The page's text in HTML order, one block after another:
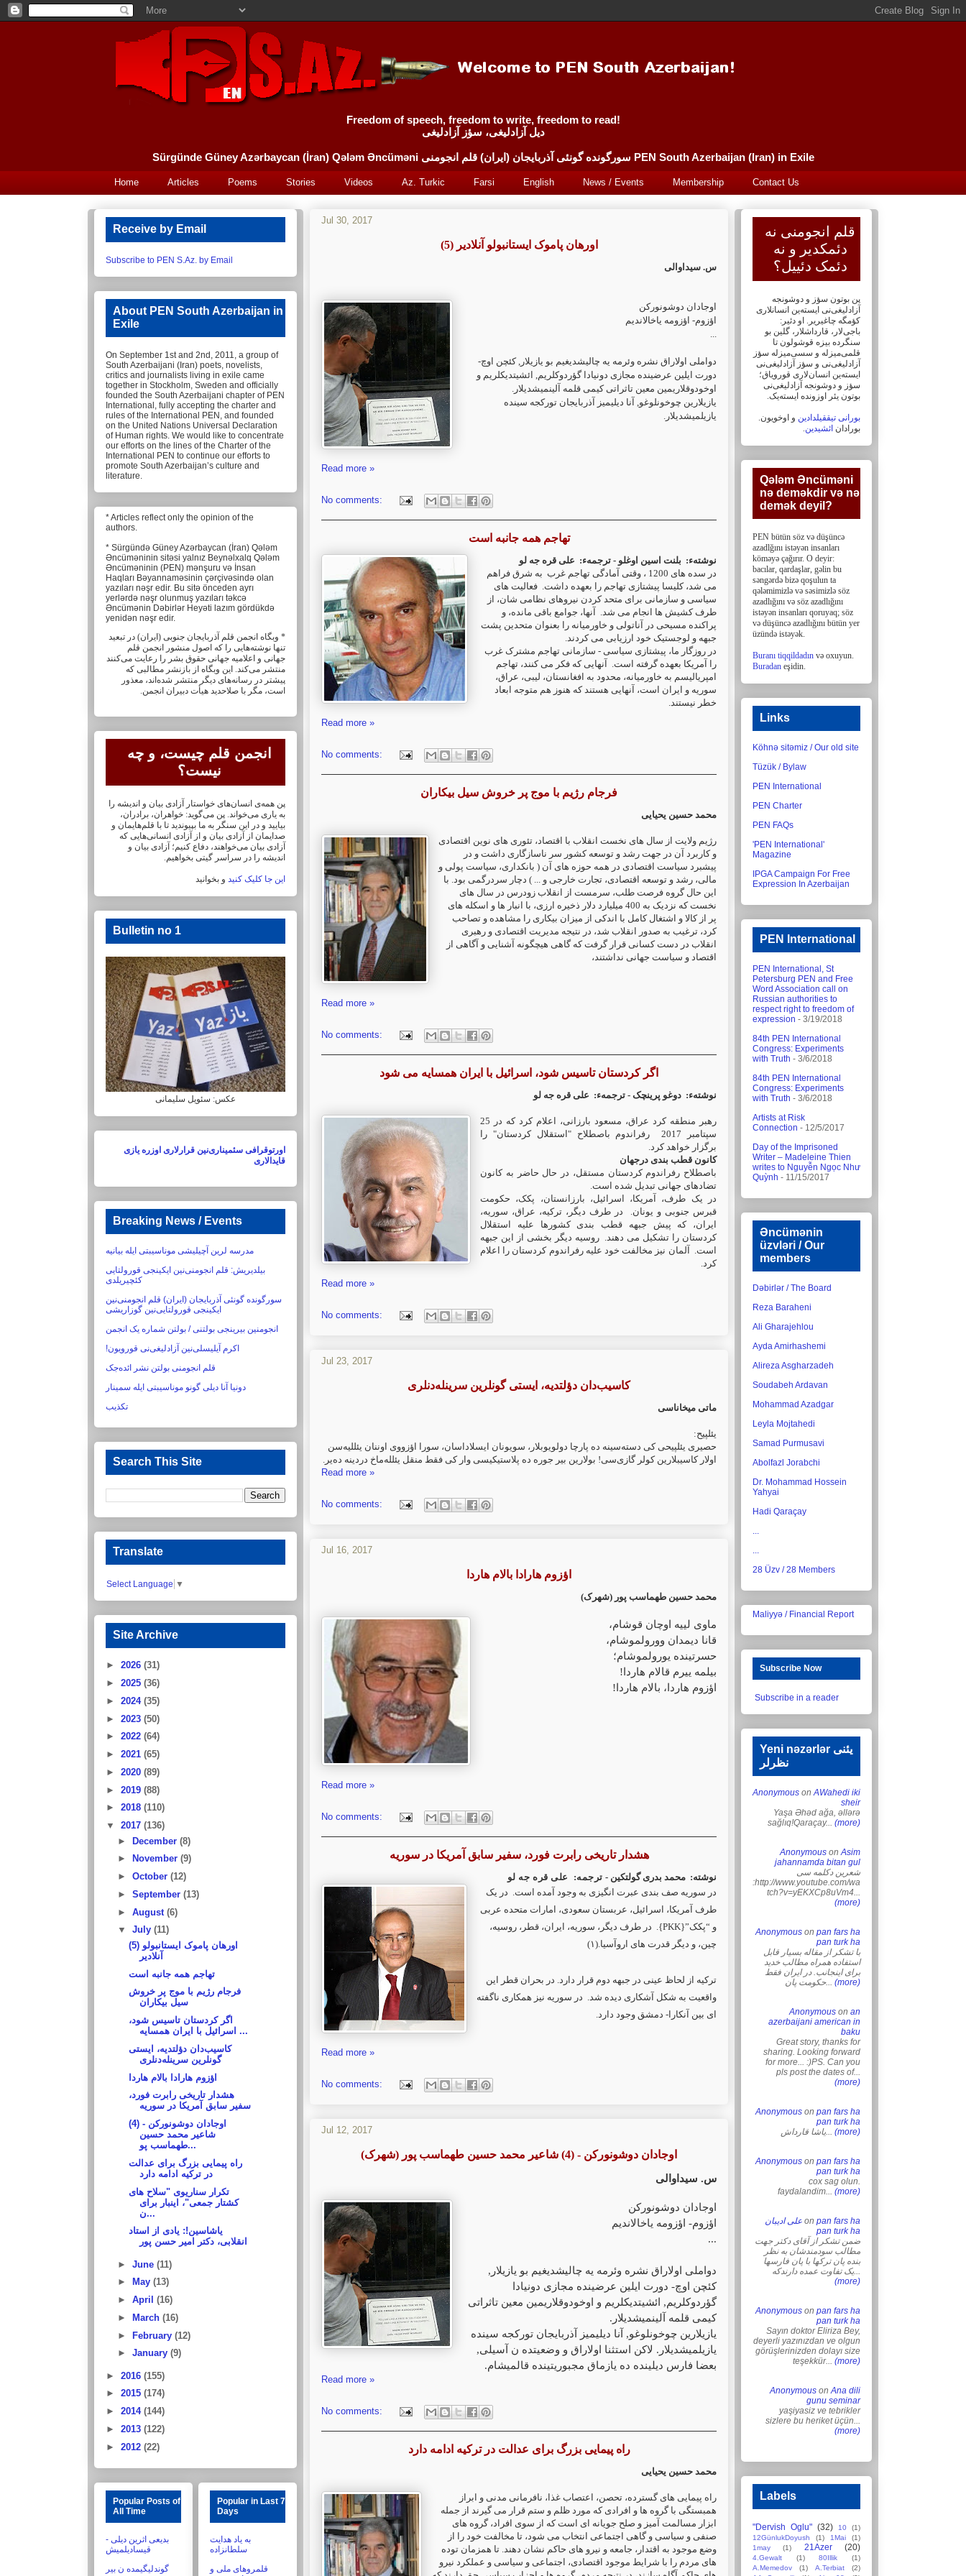
Freedom of speech, freedom to write, freedom to read!
دیل آزادلیغی، سؤز آزادلیغی
Sürgünde Güney Azərbaycan (İran) Qələm Əncüməni سورگونده گونئی آذربایجان (ایران) قلم انجومنی PEN South Azerbaijan (Iran) in Exile
Home Articles Poems Stories Videos Az. Turkic Farsi English News / Events Membership Contact Us
Jul 30, 2017
(5) اورهان پاموک ایستانبولو آنلادیر
س. سیداوالی
اوجادان دوشونورکن
اؤزوم- اؤزومه یاخالاندیم
...
دواملی اولاراق نشره وئرمه یه چالیشدیغیم بو یازیلار, کئچن اوچ-
دورت ایلین عرضینده مجازی دونیادا گؤردوکلریم, ائشیتدیکلریم و
اوخودوقلاریمین معین تاثراتی کیمی قلمه آلینمیشدیلار.
یازیلارین چوخونلوغو, آنا دیلیمیز آذربایجان تورکجه سینده
یازیلمیشدیلار.
Read more »
No comments:
تهاجم همه جانبه است
نوشتهء: بلنت اسین اوغلو - ترجمهء: علی قره جه لو
در سده های 1200 ، وقتی آمادگی تهاجم غرب
به شرق فراهم
می شد، کلیسا پیشتازی تهاجم را بعهده داشت. فعالیت های
سیاسی و سازمانی برای متحد کردن نیروهای نظامی شان، از
طرف کشیش ها انجام می شد.
آنها، جوامع باقی مانده، و
پراکنده مسیحی در آناتولی و خاورمیانه را بعنوان متحدین پشت
جبهه و لوجستیک خود ارزیابی می کردند.
در روزگار ما، پیشتازی سیاسی - سازمانی تهاجم مشترک غرب
را آمریکا بعهده گرفته است.
آنهایی که فکر می کنند، تهاجم
امپریالیسم به خاورمیانه، محدود به افغانستان، لیبی، عراق،
سوریه و ایران است، آنهایی هستند که هنوز هم متوجه ابعاد
خطر نیستند.
Read more »
No comments:
فرجام رژیم با موج پر خروش سیل بیکاران
محمد حسین یحیایی
رژیم ولایت از سال های نخست انقلاب با اقتصاد، تئوری های نوین اقتصادی
و کاربرد آن در جهت رشد و توسعه کشور سر ناسازگاری داشت و در
پیشبرد سیاست اقتصادی در همه حوزه های آن ( بانکداری، سیاست پولی و
مالی، رشد و توسعه اقتصادی، تجارت خارجی و ... ) دچار سردرگمی بود. با
این حال گروه فرصت طلب، سرمست از انقلاب زودرس در سال های
نخست که نزدیک به 400 میلیارد دلار ذخیره ارزی، با انبار ها و اسکله های
پر از کالا و اشتغال کامل با اندکی از میزان بیکاری را مشاهده و تصاحب
کرد، ترغیب به صدور انقلاب شد، در نتیجه مدیریت اقتصادی و رهبری
انقلاب در دست کسانی قرار گرفت که گاهی هیچگونه آشنایی و آگاهی از
اقتصاد و سیاست جهانی نداشتند،
Read more »
No comments:
اگر کردستان تاسیس شود، اسرائیل با ایران همسایه می شود
نوشتهء: دوغو پرینچک - ترجمهء: علی قره جه لو
رهبر منطقه کرد عراق، مسعود بارزانی، اعلام کرد که در 25
سپتامبر 2017
رفراندوم باصطلاح "استقلال کردستان" را
برگزار خواهد کرد.
کانون قطب بندی درجهان
باصطلاح رفراندوم کردستان مستقل، در حال حاضر به کانون
تضادهای جهانی تبدیل شده است.
در یک طرف، آمریکا، اسرائیل، بارزانستان، پکک، حکومت
قبرس جنوبی و یونان.
در طرف دیگر، ترکیه، عراق، سوریه،
ایران، که پیش جبهه قطب بندی کشورها علیه استقلال
کردستان را تشکیل می دهند. روسیه دیگر بخشی از این جبهه
است.
آلمان نیز مخالفت خود علیه رفراندوم کردستان را اعلام
کرد.
Read more »
No comments:
Jul 23, 2017
کاسیب‌دان دؤلتدیه، ایستی گونلرین سرینله‌دنلری
ماتی میخاناسی
یئلپیح:
حصیری یئلپیحی کی دسته‌سینه ده پارچا دولویوبلار، سویونان ایسلاداسان، سورا اؤزووی اوننان یئللیه‌سن
اولار کاسیبلارین کولر گازی‌سی! بولارین بیر جوره ده پلاستیکیسی وار کی فقط منقل یئلله‌ماخ دردینه ده‌یر .
Read more »
No comments:
Jul 16, 2017
اؤزوم هارادا بالام هاردا
محمد حسین طهماسب پور (شهرک)
ماوی لییه اوچان قوشام،
قانا دیمدان وورولموشام،
حسرتینده یورولموشام؛
بیلمه ییرم قالام هاردا!
اؤزوم هاردا، بالام هاردا!
Read more »
No comments:
هشدار تاریخی رابرت فورد، سفیر سابق آمریکا در سوریه
نوشته: محمد بدری گولتکین - ترجمه: علی قره جه لو
در سوریه صف بندی عبرت انگیزی به وجود آمده است. در یک
طرف آمریکا، اسرائیل، عربستان سعودی، امارات متحده عربی
و “پکک”{PKK}. در طرف دیگر، سوریه، ایران، قطر، روسیه،
چین، و دیگر قدرت های اروآسیا.(۱)
ترکیه از لحاظ عینی در جبهه دوم قرار دارد. در بحران قطر این
واقعیت به شکل آشکاری دیده شد. در سوریه نیز همکاری ناگفته
ای بین آنکارا- دمشق وجود دارد.
Read more »
No comments:
Jul 12, 2017
اوجادان دوشونورکن - (4) شاعیر محمد حسین طهماسب پور (شهرک)
س. سیداوالی
اوجادان دوشونورکن
اؤزوم- اؤزومه یاخالاندیم
...
دواملی اولاراق نشره وئرمه یه چالیشدیغیم بو یازیلار,
کئچن اوچ- دورت ایلین عرضینده مجازی دونیادا
گؤردوکلریم, ائشیتدیکلریم و اوخودوقلاریمین معین تاثراتی
کیمی قلمه آلینمیشدیلار.
یازیلارین چوخونلوغو, آنا دیلیمیز آذربایجان تورکجه سینده
یازیلمیشدیلار. لاکن استثنا اولاراق و وضعیتده ن آسیلی,
بعضا فارس دیلینده ده یازماق مجبوریتینده قالمیشام.
Read more »
No comments:
راه پیمایی بزرگ برای عدالت در ترکیه ادامه دارد
محمد حسین یحیایی
راه پیمایی های گسترده، تحصن، اعتصاب غذا، نافرمانی مدنی و ابراز
همبستگی با گروه ها و افرادی که مورد ظلم و ستم قرار می گیرند از جمله
ابزار مسالمت آمیز و صلح جویانه ای است که از سوی افراد، گروه های
صنفی و سیاسی و گاهی اجتماعی انتخاب می شود، تا مخالفت خود را از
وضع موجود به اقتدار، جامعه و نیرو های حاکم نشان دهند. تا همزمان توده
های مردم را با شرایط موجود اقتصادی، اجتماعی و سیاسی و عملکرد نیرو
Receive by Email
Subscribe to PEN S.Az. by Email
About PEN South Azerbaijan in
Exile
On September 1st and 2nd, 2011, a group of
South Azerbaijani (Iran) poets, novelists,
critics and journalists living in exile came
together in Stockholm, Sweden and officially
founded the South Azerbaijani chapter of PEN
International, fully accepting the charter and
rules of the International PEN, and founded
on the United Nations Universal Declaration
of Human rights. We would like to concentrate
our efforts on the lines of the Charter of the
International PEN to continue our efforts to
promote South Azerbaijan’s culture and
literature.
* Articles reflect only the opinion of the
authors.
* Sürgündə Güney Azərbaycan (İran) Qələm
Əncüməninin sitəsi yalnız Beynəlxalq Qələm
Əncüməninin (PEN) mənşuru və İnsan
Haqları Bəyannaməsinin çərçivəsində olan
yazıları nəşr edir. Bu sitə önceden ayrı
yerlərdə nəşr olunmuş yazıları təkcə
Əncümənin Dəbirlər Heyəti lazım gördükdə
yenidən nəşr edir.
* وبگاه انجمن قلم آذربایجان جنوبی (ایران) در تبعید
تنها نوشته‌هایی را که اصول منشور انجمن قلم
جهانی و ‏اعلامیه جهانی حقوق بشر را رعایت می‌کنند
منتشر می‌کند. این وبگاه از بازنشر مطالبی که
پیشتر در ‏رسانه‌های دیگر منتشر شده‌اند، معذور
است، مگر با صلاحدید هیأت دبیران انجمن.
انجمن قلم چیست، و چه
نیست؟
پن همه‌ی انسان‌های خواستار آزادی بیان و اندیشه را
به یاری می‌خواند. پن می‌گوید: خواهران، ‏برادران،
بیایید و در این سنگر به ما بپیوندید تا با قلم‌هایمان‏ و
صدایمان از آزادی بیان و از آزادی ‏انسانی‌هایی که
آزادی بیان می‌خواهند، دفاع کنیم؛ آزادی بیان و
اندیشه را در سراسر گیتی ‏بخواهیم.
این جا کلیک کنید و بخوانید
Bulletin no 1
عکس: سئویل سلیمانی
اورتوقرافی سئمیناری‌نین قرارلاری اوزره یازی
قایدالاری
Breaking News / Events
مدرسه لرین آچیلیشی موناسیبتی ایله بیانیه
بیلدیریش:‏ قلم انجومنی‌نین ایکینجی قورولتایی
کئچیریلدی
سورگونده گونئی آذربایجان (ایران) قلم انجومنی‌نین
ایکینجی قورولتایی‌نین گوزاریشی‏
انجومنین بیرینجی بولتنی / بولتن شماره یک انجمن
اکرم آیلیسلی‌نین آزادلیغی‌نی قورویون!‏
قلم انجومنی بولتن نشر ائده‌جک
دونیا آنا دیلی گونو موناسیبتی ایله سمینار
تکذیب
Search This Site
Translate
Select Language ▼
Site Archive
► 2026 (31)
► 2025 (36)
► 2024 (35)
► 2023 (50)
► 2022 (64)
► 2021 (65)
► 2020 (89)
► 2019 (88)
► 2018 (110)
▼ 2017 (136)
► December (8)
►
November (9)
► October (12)
► September (13)
► August (6)
▼ July (11)
(5) اورهان پاموک ایستانبولو
آنلادیر
تهاجم همه جانبه است
فرجام رژیم با موج پر خروش
سیل بیکاران
اگر کردستان تاسیس شود،
اسرائیل با ایران همسایه ...
کاسیب‌دان دؤلتدیه، ایستی
گونلرین سرینله‌دنلری
اؤزوم هارادا بالام هاردا
هشدار تاریخی رابرت فورد،
سفیر سابق آمریکا در سوریه
اوجادان دوشونورکن - (4)
شاعیر محمد حسین
طهماسب پو...
راه پیمایی بزرگ برای عدالت
در ترکیه ادامه دارد
تکرار سناریوی "سلاح های
کشتار جمعی"، اینبار برای
ن...
یاشاسین!: یادی از استاد
انقلابی، دکتر امیر حسن پور
► June (11)
►
May (13)
► April (16)
►
March (16)
► February (12)
► January (9)
► 2016 (155)
► 2015 (174)
► 2014 (144)
► 2013 (122)
► 2012 (22)
Popular Posts of
All Time
بدیعی اثرین دیلی -
قیسادیلمیش
گوندلیگیمده ن بیر
Popular in Last 7
Days
به یاد هدایت
سلطانزاده
قلمروهای ملی و
قلم انجومنی نه
دئمکدیر و نه
دئمک دئییل؟
پن بوتون سؤز و دوشونجه
آزادلیغی‌نی ایسته‌ین انسانلاری
کؤمگه چاغیریر. او دئیر:
باجی‌لار، ‏قارداشلار، گلین بو
سنگرده بیزه قوشولون تا
قلمی‌میزله و سسی‌میزله سؤز
آزادلیغی‌نی و سؤز ‏آزادلیغی‌نی
ایسته‌ین انسان‌لاری قورویاق؛
سؤز و دوشونجه آزادلیغی‌نی
بوتون یئر اوزونده ایسته‌یک. ‏
بورانی تیققیلدادین و اوخویون.
بورادان ائشیدین.
Qələm Əncüməni
nə deməkdir və nə
demək deyil?‎
PEN bütün söz və düşüncə
azadlğını istəyən insanları
köməyə çağırır. O deyir:
bacılar, ‎qardaşlar, gəlin bu
səngərdə bizə qoşulun ta
qələmimizlə və səsimizlə söz
azadlığını və söz ‎azadlığını
istəyən insanları qoruyaq; söz
və düşüncə azadlığını bütün yer
üzündə istəyək.
Buranı tiqqildadın və oxuyun.
Buradan eşidin.
Links
Köhnə sitəmiz / Our old site
Tüzük / Bylaw
PEN International
PEN Charter
PEN FAQs
'PEN International'
Magazine
IPGA Campaign For Free
Expression In Azerbaijan
PEN International
PEN International, St
Petersburg PEN and Free
Word Association call on
Russian authorities to
respect right to freedom of
expression - 3/19/2018
84th PEN International
Congress: Experiments
with Truth - 3/6/2018
84th PEN International
Congress: Experiments
with Truth - 3/6/2018
Artists at Risk
Connection - 12/5/2017
Day of the Imprisoned
Writer – Madeleine Thien
writes to Nguyễn Ngọc Như
Quỳnh - 11/15/2017
Əncümənin
üzvləri / Our
members
Dəbirlər / The Board
Reza Baraheni
Ali Gharajehlou
Ayda Amirhashemi
Alireza Asgharzadeh
Soudabeh Ardavan
Mohammad Azadgar
Leyla Mojtahedi
Samad Purmusavi
Abolfazl Jorabchi
Dr. Mohammad Hossein
Yahyai
Hadi Qaraçay
...
...
28 Üzv / 28 Members
Maliyyə / Financial Report
Subscribe Now
Subscribe in a reader
Yeni nəzərlər یئنی
نظرلر
Anonymous onAWahedi iki
sheir
Yaşa Əhəd ağa, əllərə
sağlıq!Qaraçay... (more)
Anonymous onAsim
jahannamda bitan gul
شعرین دکلمه سی
:http://www.youtube.com/wa
tch?v=yEKXCp8uVm4...
(more)
Anonymous on pan fars ha
pan turk ha
با تشکر از مقاله بسیار قابل
استفاده همراه مطالب خدید
برای اینجانب. در ایران فقط
حکومت پان... (more)
Anonymous on an
azerbaijani american in
baku
Great story, thanks for
sharing. Looking forward
for more... :)PS. Can you
pls post the dates of...
(more)
Anonymous on pan fars ha
pan turk ha
یاشا قارداش... (more)
Anonymous on pan fars ha
pan turk ha
cox sag olun.
faydalandim... (more)
علی ادیبان on pan fars ha
pan turk ha
ضمن تشکر از آقای دکتر جهت
مطالب سودمندشان به نظر
بنده پان ترکها با پان فارسها
یک تفاوت عمده دارندکه...
(more)
Anonymous on pan fars ha
pan turk ha
Sayın doktor Eliriza Bey,
deyerli yazınızdan ve olgun
görüşlerinizden dolayı size
teşekkür... (more)
Anonymous onAna dili
gunu seminar
yaşiyasiz ve tebrikler
sizlere bu heriket üçün...
(more)
Labels
"Dervish Oglu" (32) 10
(1)
12GünlukDoyush
(1) 1Mai
(1)
1may
(1) 21Azer (20)
4.Gewalt (1) 80Illik
(1)
A.Memedov
(1) A.Terbiat
(2)